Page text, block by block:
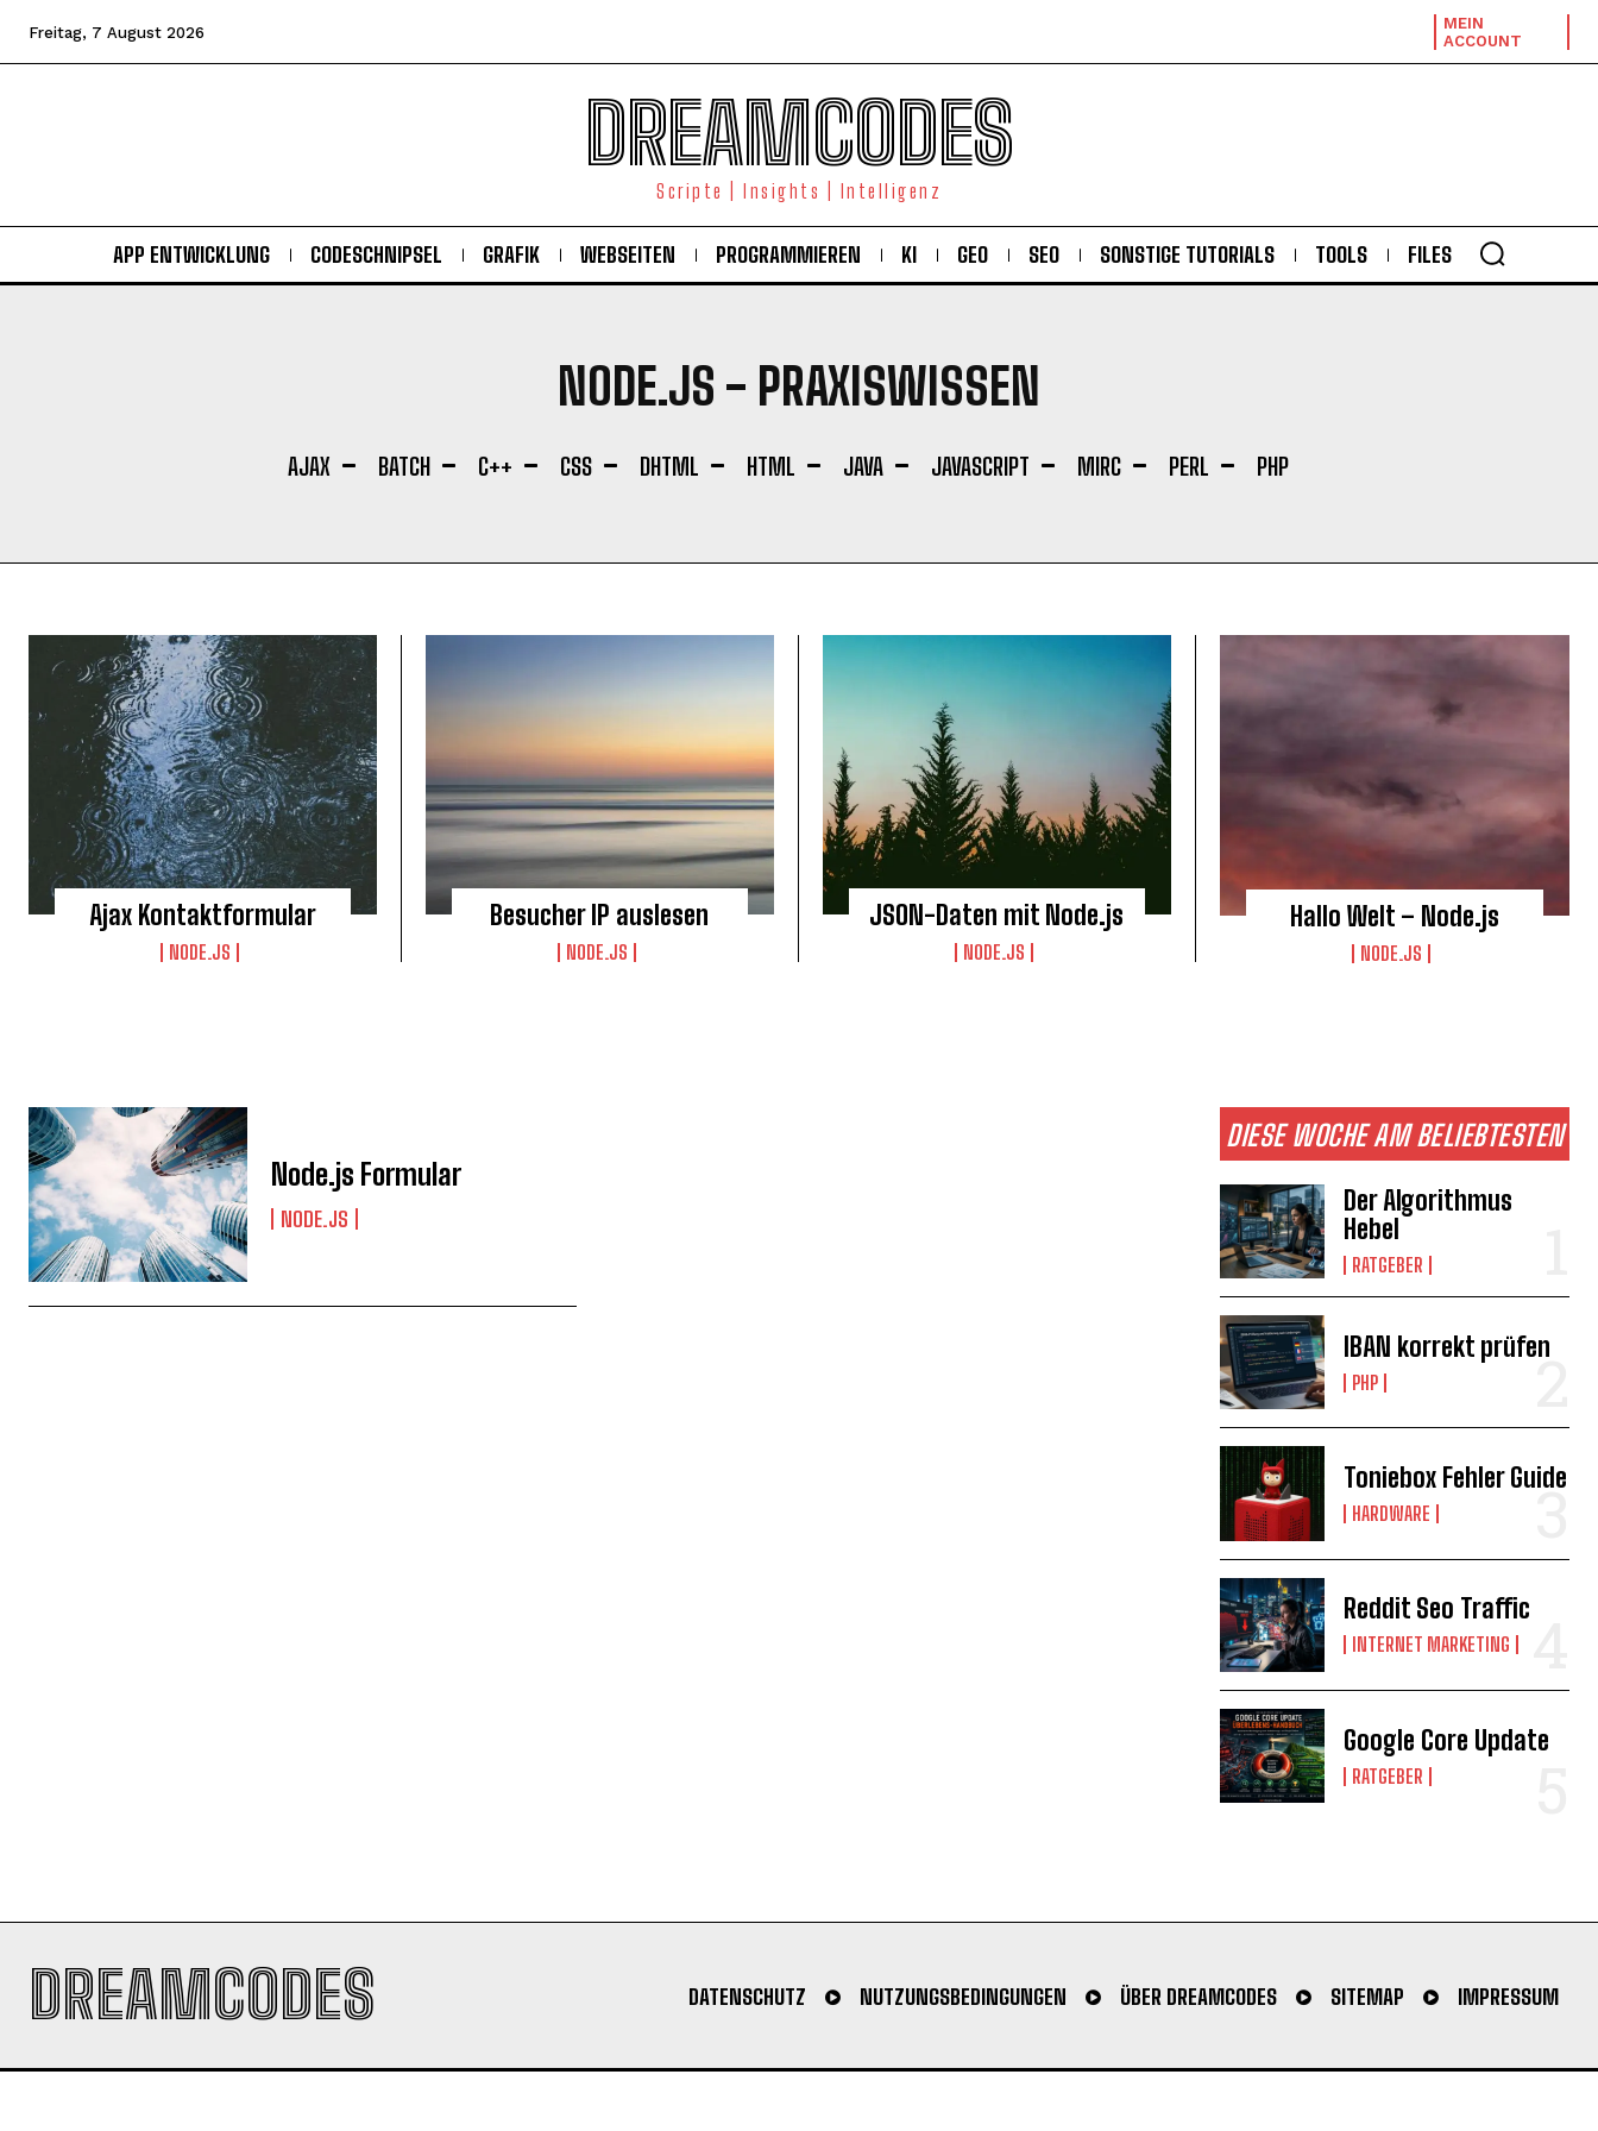
Freitag, 7 August 2026
MEIN
ACCOUNT
DREAMCODES
Scripte | Insights | Intelligenz
APP ENTWICKLUNG CODESCHNIPSEL GRAFIK WEBSEITEN PROGRAMMIEREN KI GEO SEO SONSTIGE TUTORIALS TOOLS FILES
NODE.JS - PRAXISWISSEN
AJAX BATCH C++ CSS DHTML HTML JAVA JAVASCRIPT MIRC PERL PHP
Ajax Kontaktformular
NODE.JS
Besucher IP auslesen
NODE.JS
JSON-Daten mit Node.js
NODE.JS
Hallo Welt – Node.js
NODE.JS
Node.js Formular
NODE.JS
DIESE WOCHE AM BELIEBTESTEN
Der Algorithmus
Hebel
RATGEBER
IBAN korrekt prüfen
PHP
Toniebox Fehler Guide
HARDWARE
Reddit Seo Traffic
INTERNET MARKETING
Google Core Update
RATGEBER
DREAMCODES DATENSCHUTZ NUTZUNGSBEDINGUNGEN ÜBER DREAMCODES SITEMAP IMPRESSUM